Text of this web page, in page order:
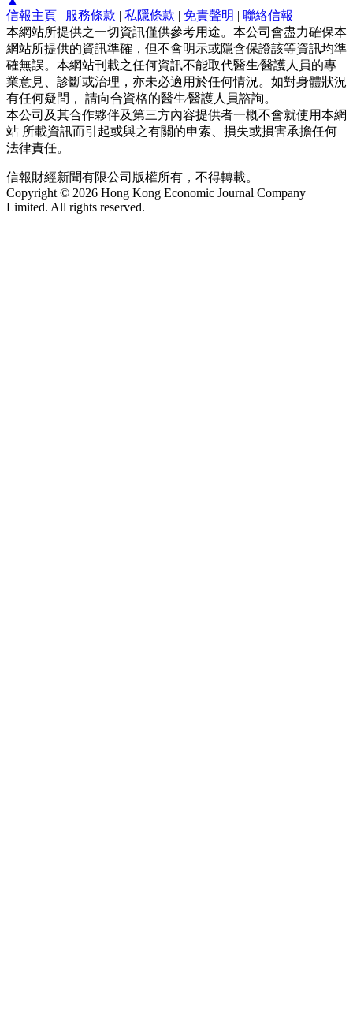
信報主頁 | 服務條款 | 私隱條款 | 免責聲明 | 聯絡信報
本網站所提供之一切資訊僅供參考用途。本公司會盡力確保本
網站所提供的資訊準確，但不會明示或隱含保證該等資訊均準
確無誤。本網站刊載之任何資訊不能取代醫生∕醫護人員的專
業意見、診斷或治理，亦未必適用於任何情況。如對身體狀況
有任何疑問， 請向合資格的醫生∕醫護人員諮詢。
本公司及其合作夥伴及第三方內容提供者一概不會就使用本網
站 所載資訊而引起或與之有關的申索、損失或損害承擔任何
法律責任。
信報財經新聞有限公司版權所有，不得轉載。
Copyright © 2026 Hong Kong Economic Journal Company
Limited. All rights reserved.